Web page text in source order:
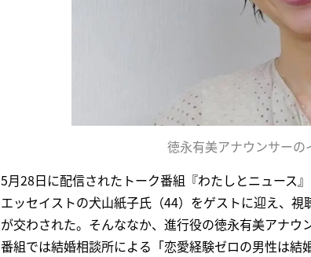
徳永有美アナウンサーの
5月28日に配信されたトーク番組『わたしとニュース
エッセイストの犬山紙子氏（44）をゲストに迎え、
が交わされた。そんななか、進行役の徳永有美アナウ
番組では結婚相談所による「恋愛経験ゼロの男性は結